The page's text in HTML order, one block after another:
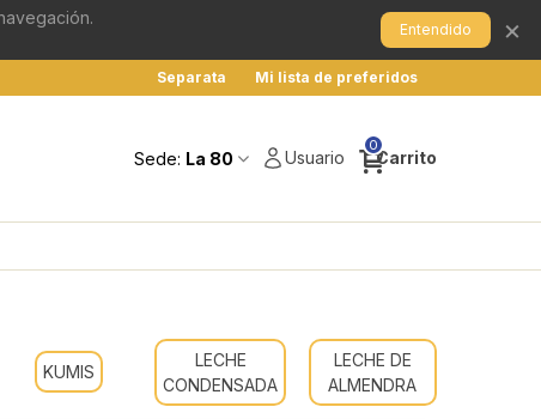
Entendido ×
Separata Mi lista de preferidos
Sede: La 80 Usuario
0
Carrito
KUMIS
LECHE
CONDENSADA
LECHE DE
ALMENDRA